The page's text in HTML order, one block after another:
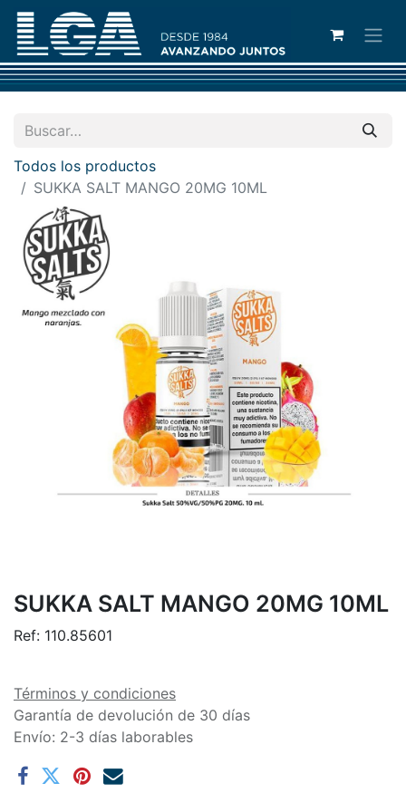
Todos los productos
SUKKA SALT MANGO 20MG 10ML
SUKKA SALT MANGO 20MG 10ML
Ref: 110.85601
Términos y condiciones
Garantía de devolución de 30 días
Envío: 2-3 días laborables